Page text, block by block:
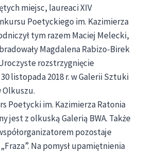
miejsc, laureaci XIV
Poetyckiego im. Kazimierza
tym razem Maciej Melecki,
Magdalena Rabizo-Birek
rozstrzygnięcie
listopada 2018 r. w Galerii Sztuki
Olkuszu.
Poetycki im. Kazimierza Ratonia
jest z olkuską Galerią BWA. Także
pozostaje
Na pomysł upamiętnienia